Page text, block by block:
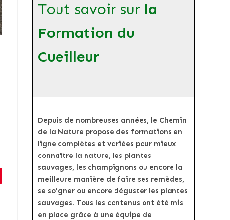
Tout savoir sur la
Formation du
Cueilleur
Depuis de nombreuses années, le Chemin
de la Nature propose des formations en
ligne complètes et variées pour mieux
connaître la nature, les plantes
sauvages, les champignons ou encore la
meilleure manière de faire ses remèdes,
se soigner ou encore déguster les plantes
sauvages. Tous les contenus ont été mis
en place grâce à une équipe de